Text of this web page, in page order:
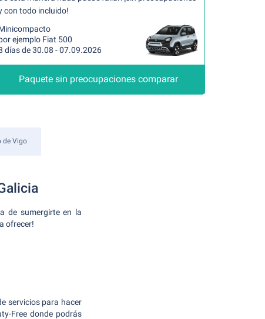
con todo incluido!
ejemplo Fiat 500
días de 30.08 - 07.09.2026
Paquete sin preocupaciones comparar
de Vigo
de sumergirte en la
ofrecer!
servicios para hacer
Free donde podrás